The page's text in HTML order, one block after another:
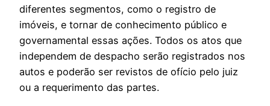
diferentes segmentos, como o registro de
imóveis, e tornar de conhecimento público e
governamental essas ações. Todos os atos que
independem de despacho serão registrados nos
autos e poderão ser revistos de ofício pelo juiz
ou a requerimento das partes.